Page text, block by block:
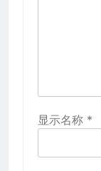
显示名称 *